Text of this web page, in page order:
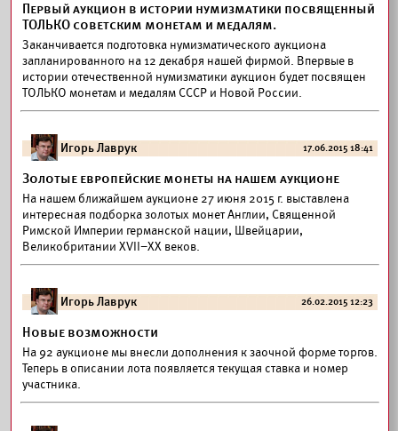
Первый аукцион в истории нумизматики посвященный
ТОЛЬКО советским монетам и медалям.
Заканчивается подготовка нумизматического аукциона
запланированного на 12 декабря нашей фирмой. Впервые в
истории отечественной нумизматики аукцион будет посвящен
ТОЛЬКО монетам и медалям СССР и Новой России.
Игорь Лаврук 17.06.2015 18:41
Золотые европейские монеты на нашем аукционе
На нашем ближайшем аукционе 27 июня 2015 г. выставлена
интересная подборка золотых монет Англии, Священной
Римской Империи германской нации, Швейцарии,
Великобритании XVII–XX веков.
Игорь Лаврук 26.02.2015 12:23
Новые возможности
На 92 аукционе мы внесли дополнения к заочной форме торгов.
Теперь в описании лота появляется текущая ставка и номер
участника.